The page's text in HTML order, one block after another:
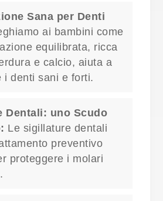
Sana per Denti
ai bambini come
equilibrata, ricca
e calcio, aiuta a
i denti sani e forti.
Dentali: uno Scudo
Le sigillature dentali
preventivo
proteggere i molari